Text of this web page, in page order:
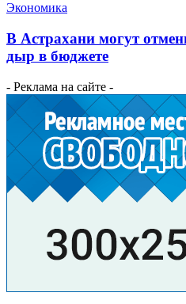
Экономика
В Астрахани могут
дыр в бюджете
- Реклама на сайте -